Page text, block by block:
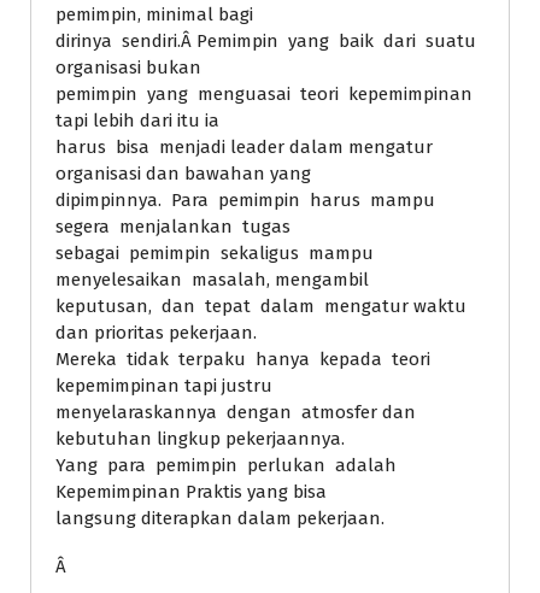
pemimpin, minimal bagi
dirinya sendiri.Â Pemimpin yang baik dari suatu
organisasi bukan
pemimpin yang menguasai teori kepemimpinan
tapi lebih dari itu ia
harus bisa menjadi leader dalam mengatur
organisasi dan bawahan yang
dipimpinnya. Para pemimpin harus mampu
segera menjalankan tugas
sebagai pemimpin sekaligus mampu
menyelesaikan masalah, mengambil
keputusan, dan tepat dalam mengatur waktu
dan prioritas pekerjaan.
Mereka tidak terpaku hanya kepada teori
kepemimpinan tapi justru
menyelaraskannya dengan atmosfer dan
kebutuhan lingkup pekerjaannya.
Yang para pemimpin perlukan adalah
Kepemimpinan Praktis yang bisa
langsung diterapkan dalam pekerjaan.
Â